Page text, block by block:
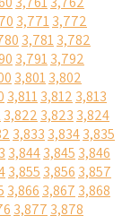
3,7713,772
3,7813,782
3,7913,792
3,8013,802
3,8113,812 3,813
3,822 3,823 3,824
3,833 3,8343,835
3,8443,845 3,846
3,855 3,856 3,857
3,866 3,867 3,868
3,877 3,878